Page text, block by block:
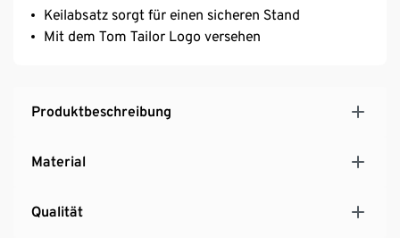
Keilabsatz sorgt für einen sicheren Stand
Mit dem Tom Tailor Logo versehen
Produktbeschreibung
Material
Qualität